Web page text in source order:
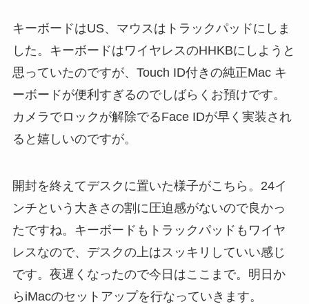
キーボードはUS、マウスはトラックパッドにしま
した。キーボードはワイヤレスのHHKBにしようと
思っていたのですが、Touch ID付きの純正Mac キ
ーボードが便利すぎるのでしばらくお預けです。
カメラでロックが解除でるFace IDが早く実装され
ると嬉しいのですが。
開封を終えてデスクに置いた様子がこちら。24イ
ンチという大きさの割に圧迫感がないので良かっ
たですね。キーボードもトラックパッドもワイヤ
レスなので、デスクの上はスッキリしていい感じ
です。夜遅くなったので今日はここまで。明日か
らiMacのセットアップを行なっていきます。